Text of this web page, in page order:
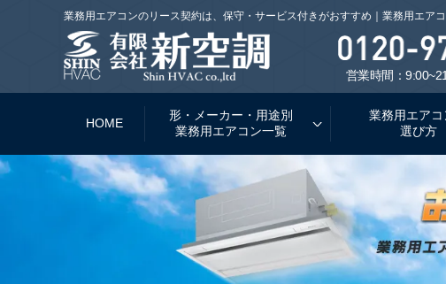
業務用エアコンのリース契約は、保守・サービス付きがおすすめ｜業務用エア
営業時間：
HOME
形・メーカー・用途別
業務用エアコン一覧
業務用エアコ
選び方